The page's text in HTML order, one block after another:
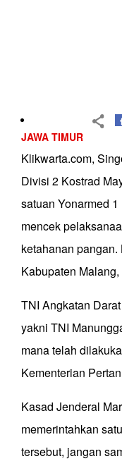
JAWA TIMUR
Klikwarta.com,
Divisi 2 Kostrad
satuan Yonarmed
mencek
ketahanan
Kabupaten
TNI Angkatan
yakni TNI
mana telah
Kementerian
Kasad Jenderal
memerintahkan
tersebut, jangan